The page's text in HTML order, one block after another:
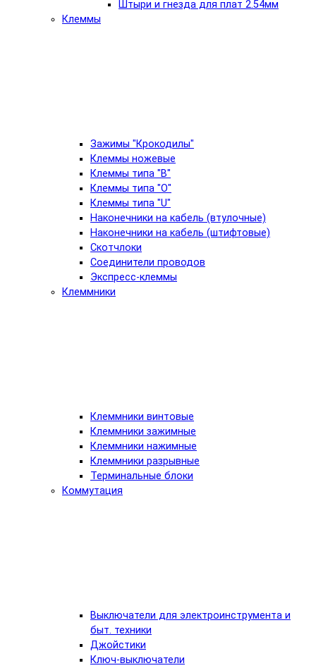
Штыри и гнезда для плат 2.54мм
Клеммы
Зажимы "Крокодилы"
Клеммы ножевые
Клеммы типа "B"
Клеммы типа "O"
Клеммы типа "U"
Наконечники на кабель (втулочные)
Наконечники на кабель (штифтовые)
Скотчлоки
Соединители проводов
Экспресс-клеммы
Клеммники
Клеммники винтовые
Клеммники зажимные
Клеммники нажимные
Клеммники разрывные
Терминальные блоки
Коммутация
Выключатели для электроинструмента и
быт. техники
Джойстики
Ключ-выключатели